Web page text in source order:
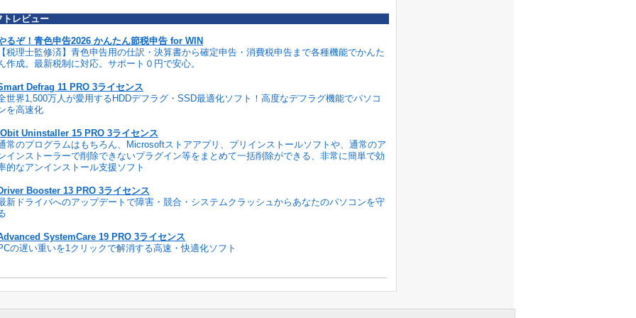
レビュー
るぞ！青色申告2026 かんたん節税申告 for WIN
税理士監修済】青色申告用の仕訳・決算書から確定申告・消費税申告まで各種機能でかんた
作成。最新税制に対応。サポート０円で安心。
Defrag 11 PRO 3ライセンス
世界1,500万人が愛用するHDDデフラグ・SSD最適化ソフト！高度なデフラグ機能でパソコ
を高速化
Uninstaller 15 PRO 3ライセンス
常のプログラムはもちろん、Microsoftストアアプリ、プリインストールソフトや、通常のア
インストーラーで削除できないプラグイン等をまとめて一括削除ができる、非常に簡単で効
的なアンインストール支援ソフト
Booster 13 PRO 3ライセンス
新ドライバへのアップデートで障害・競合・システムクラッシュからあなたのパソコンを守
SystemCare 19 PRO 3ライセンス
の遅い重いを1クリックで解消する高速・快適化ソフト